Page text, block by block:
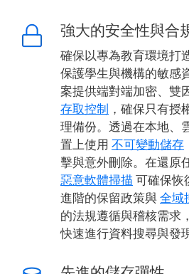
強大的安全性與合
確保以專為教育環境打
保護學生與機構的敏感
案提供端對端加密、雙
存取控制 ，確保只有授
理備份。透過在本地、
置上使用 不可變動儲存
擊與意外刪除。在還原
惡意軟體掃描 可確保恢
進階的保留政策與全域
的法規遵循與稽核需求
快速進行資料搜尋與發現